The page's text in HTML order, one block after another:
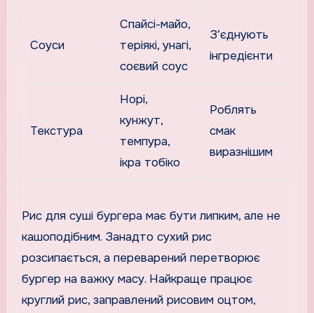
Соуси
Спайсі-майо,
теріякі, унагі,
соєвий соус
З’єднують
інгредієнти
Текстура
Норі,
кунжут,
темпура,
ікра тобіко
Роблять
смак
виразнішим
Рис для суші бургера має бути липким, але не
кашоподібним. Занадто сухий рис
розсипається, а переварений перетворює
бургер на важку масу. Найкраще працює
круглий рис, заправлений рисовим оцтом,